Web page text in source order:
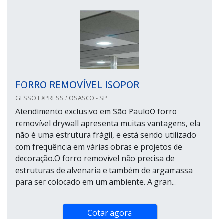
FORRO REMOVÍVEL ISOPOR
GESSO EXPRESS / OSASCO - SP
Atendimento exclusivo em São PauloO forro
removível drywall apresenta muitas vantagens, ela
não é uma estrutura frágil, e está sendo utilizado
com frequência em várias obras e projetos de
decoração.O forro removível não precisa de
estruturas de alvenaria e também de argamassa
para ser colocado em um ambiente. A gran...
Cotar agora